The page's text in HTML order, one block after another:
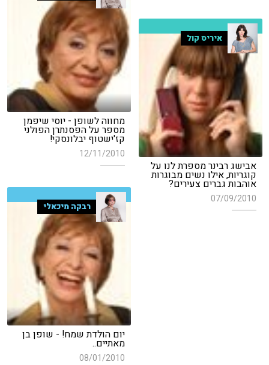
מחווה לשופן - יוסי שיפמן
מספר על הפסנתרן הפולני
קז'ישטוף יבלונסקי!
12/11/2010
איריס קול
אבישג רבינר מספרת לנו על
קוגריות, אילו נשים מבוגרות
אוהבות גברים צעירים?
07/09/2010
רבקה מיכאלי
יום הולדת שמח! - שופן בן
מאתיים..
08/01/2010